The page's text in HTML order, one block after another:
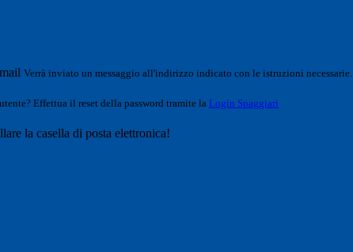
Verrà inviato un messaggio all'indirizzo indicato con le istruzioni necessarie.
Effettua il reset della password tramite la Login Spaggiari
la casella di posta elettronica!